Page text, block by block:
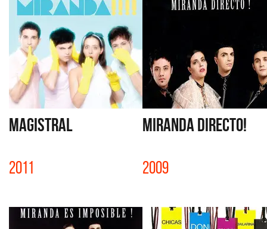
MAGISTRAL
2011
MIRANDA DIRECTO!
2009